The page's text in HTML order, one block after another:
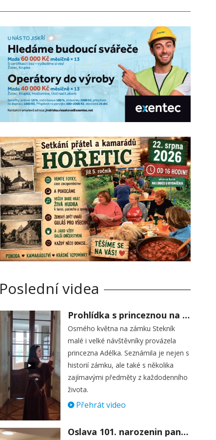
Poslední videa
Prohlídka s princeznou na zámku Stekník
Osmého května na zámku Stekník
malé i velké návštěvníky provázela
princezna Adélka. Seznámila je nejen s
historií zámku, ale také s několika
zajímavými předměty z každodenního
života.
Přehrát video
Oslava 101. narozenin paní Věry Skořepové